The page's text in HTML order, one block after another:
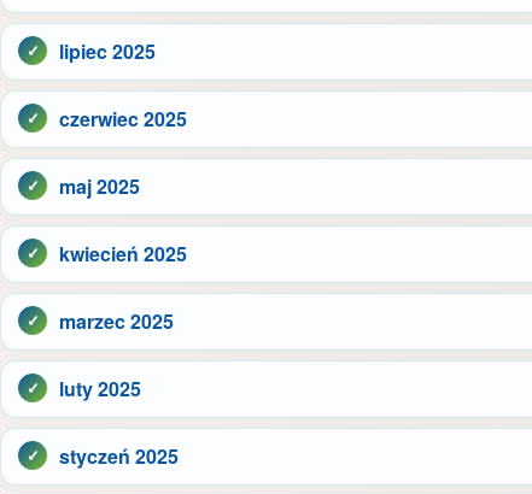
lipiec 2025
czerwiec 2025
maj 2025
kwiecień 2025
marzec 2025
luty 2025
styczeń 2025